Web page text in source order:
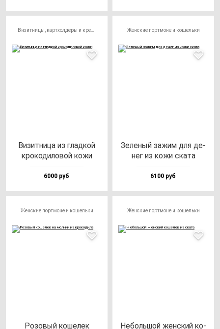
Визит­ни­ца из глад­кой
кро­ко­ди­ло­вой ко­жи
6000 руб
Женские портмоне и кошельки
Зеле­ный за­жим для де­
нег из ко­жи ска­та
6100 руб
Женские портмоне и кошельки
Розо­вый ко­ше­лек
Женские портмоне и кошельки
Неболь­шой жен­ский ко­